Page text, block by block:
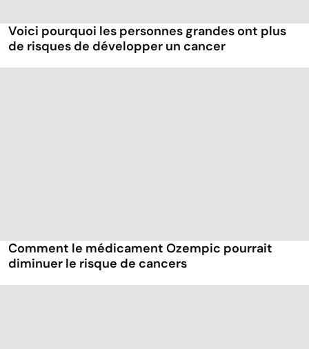
Voici pourquoi les personnes grandes ont plus
de risques de développer un cancer
Comment le médicament Ozempic pourrait
diminuer le risque de cancers